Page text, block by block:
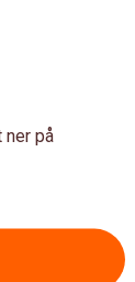
ner på